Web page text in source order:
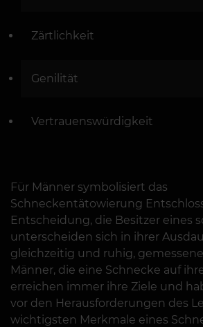
Zärtlichkeit
Genilität
Vertrauenswürdigkeit
Für Männer symbolisiert das
Schneckentätowierung
Entscheidung, die Besitzer eines
unterscheiden sich in ihrer
gleichzeitig und ruhig,
Männer, die eine Schnecke auf
erreichen immer ihre Ziele und
vor den Herausforderungen des
wichtigsten Merkmale eines